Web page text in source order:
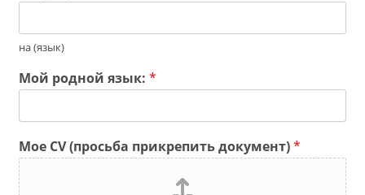
на (язык)
Мой родной язык:*
Мое CV (просьба прикрепить документ)*